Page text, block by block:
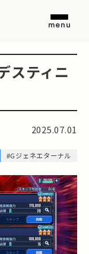
menu
スティニ
2025.07.01
#Gジェネエターナル